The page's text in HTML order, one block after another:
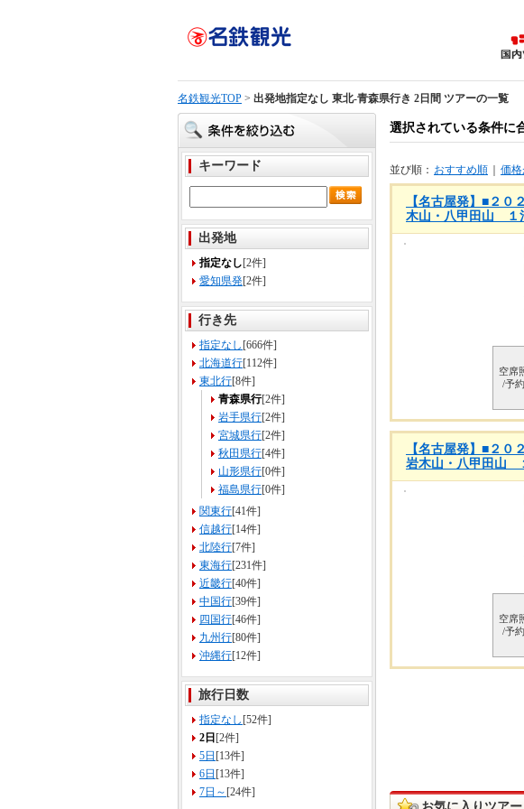
名鉄観光TOP > 出発地指定なし 東北-青森県行き 2日間 ツアーの一覧
キーワード
出発地
指定なし[2件]
愛知県発[2件]
行き先
指定なし [666件]
北海道行[112件]
東北行[8件]
青森県行[2件]
岩手県行[2件]
宮城県行[2件]
秋田県行[4件]
山形県行[0件]
福島県行[0件]
関東行[41件]
信越行[14件]
北陸行[7件]
東海行[231件]
近畿行[40件]
中国行[39件]
四国行[46件]
九州行[80件]
沖縄行[12件]
旅行日数
指定なし [52件]
2日 [2件]
5日 [13件]
6日 [13件]
7日～ [24件]
選択されている条件に
並び順： おすすめ順 価
【名古屋発】■２
木山・八甲田山 １
空席
/予
【名古屋発】■２
岩木山・八甲田山
空席
/予